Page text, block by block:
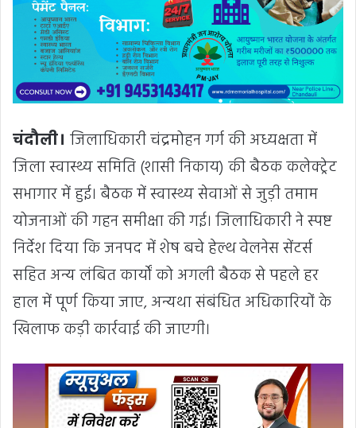
चंदौली। जिलाधिकारी चंद्रमोहन गर्ग की अध्यक्षता में
जिला स्वास्थ्य समिति (शासी निकाय) की बैठक कलेक्ट्रेट
सभागार में हुई। बैठक में स्वास्थ्य सेवाओं से जुड़ी तमाम
योजनाओं की गहन समीक्षा की गई। जिलाधिकारी ने स्पष्ट
निर्देश दिया कि जनपद में शेष बचे हेल्थ वेलनेस सेंटर्स
सहित अन्य लंबित कार्यों को अगली बैठक से पहले हर
हाल में पूर्ण किया जाए, अन्यथा संबंधित अधिकारियों के
खिलाफ कड़ी कार्रवाई की जाएगी।